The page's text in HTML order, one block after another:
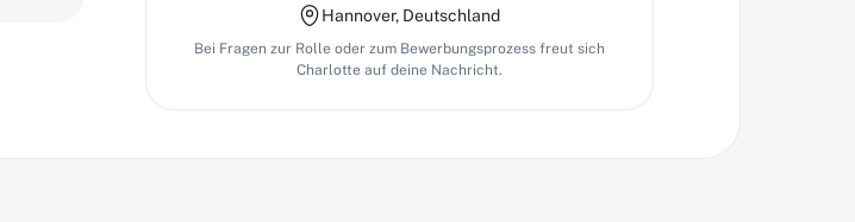
Hannover, Deutschland
Bei Fragen zur Rolle oder zum Bewerbungsprozess freut sich
Charlotte auf deine Nachricht.